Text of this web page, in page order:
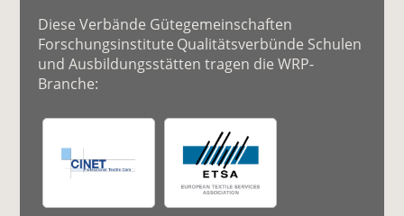
Diese Verbände Gütegemeinschaften
Forschungsinstitute Qualitätsverbünde Schulen
und Ausbildungsstätten tragen die WRP-
Branche: